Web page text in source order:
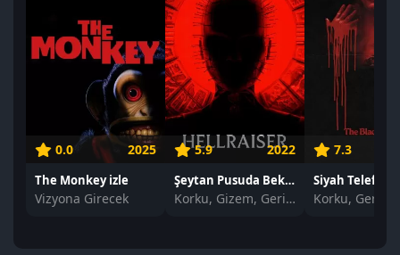
0.0 2025
The Monkey izle
Vizyona Girecek
5.9 2022
Şeytan Pusuda Bekliyor izle
Korku, Gizem, Gerilim
7.3
Siyah Telefon
Korku, Gerilim